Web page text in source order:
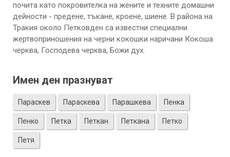
почита като покровителка на жените и техните домашни
дейности - предене, тъкане, кроене, шиене. В района на
Тракия около Петковден са известни специални
жертвоприношения на черни кокошки наричани Кокоша
черква, Господева черква, Божи дух.
Имен ден празнуват
Параскев Параскева Парашкева Пенка
Пенко Петка Петкан Петкана Петко
Петя